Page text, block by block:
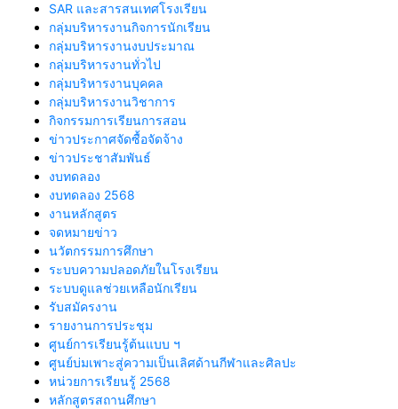
SAR และสารสนเทศโรงเรียน
กลุ่มบริหารงานกิจการนักเรียน
กลุ่มบริหารงานงบประมาณ
กลุ่มบริหารงานทั่วไป
กลุ่มบริหารงานบุคคล
กลุ่มบริหารงานวิชาการ
กิจกรรมการเรียนการสอน
ข่าวประกาศจัดซื้อจัดจ้าง
ข่าวประชาสัมพันธ์
งบทดลอง
งบทดลอง 2568
งานหลักสูตร
จดหมายข่าว
นวัตกรรมการศึกษา
ระบบความปลอดภัยในโรงเรียน
ระบบดูแลช่วยเหลือนักเรียน
รับสมัครงาน
รายงานการประชุม
ศูนย์การเรียนรู้ต้นแบบ ฯ
ศูนย์บ่มเพาะสู่ความเป็นเลิศด้านกีฬาและศิลปะ
หน่วยการเรียนรู้ 2568
หลักสูตรสถานศึกษา